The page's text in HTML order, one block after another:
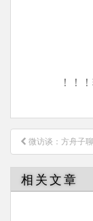
！！
文
章
导
航
微访谈：方舟子
相关文章